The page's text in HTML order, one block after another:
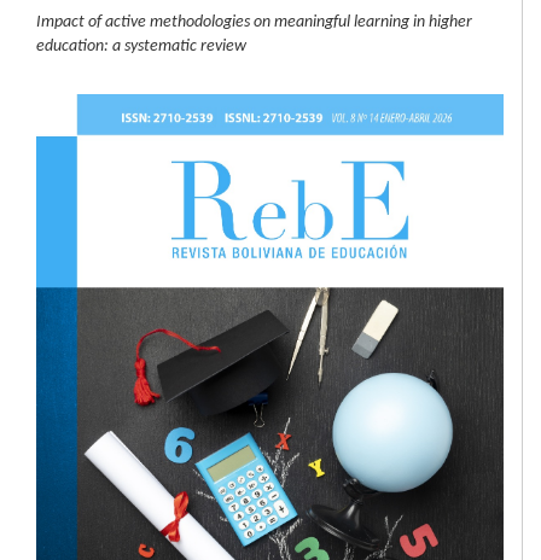
Impact of active methodologies on meaningful learning in higher
education: a systematic review